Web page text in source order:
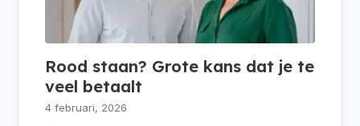
Rood staan? Grote kans dat je te
veel betaalt
4 februari, 2026